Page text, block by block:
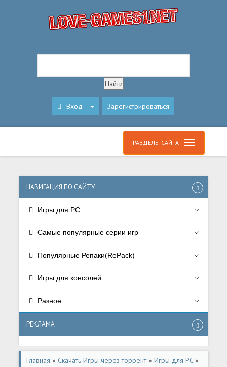
Вход Зарегистрироваться
РАЗДЕЛЫ САЙТА
НАВИГАЦИЯ ПО САЙТУ
Игры для PC
Самые популярные серии игр
Популярные Репаки(RePack)
Игры для консолей
Разное
РЕКЛАМА
Главная » Скачать Игры через торрент»Игры для PC»